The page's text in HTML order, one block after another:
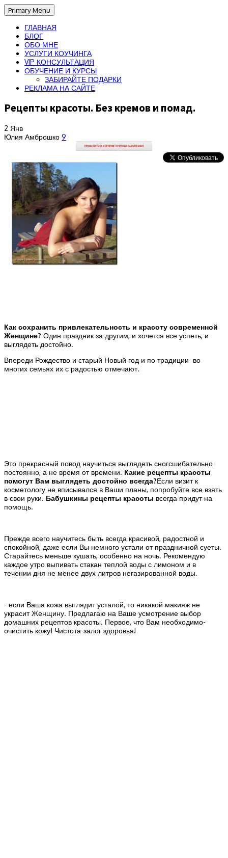
Primary Menu
ГЛАВНАЯ
БЛОГ
ОБО МНЕ
УСЛУГИ КОУЧИНГА
VIP КОНСУЛЬТАЦИЯ
ОБУЧЕНИЕ И КУРСЫ
ЗАБИРАЙТЕ ПОДАРКИ
РЕКЛАМА НА САЙТЕ
Рецепты красоты. Без кремов и помад.
2 Янв
Юлия Амброшко 9
Как сохранить привлекательность и красоту современной
Женщине? Один праздник за другим, и хочется все успеть, и
выглядеть достойно.
Впереди Рождество и старый Новый год и по традиции во
многих семьях их с радостью отмечают.
Это прекрасный повод научиться выглядеть сногсшибательно
постоянно, а не время от времени. Какие рецепты красоты
помогут Вам выглядеть достойно всегда?Если визит к
косметологу не вписывался в Ваши планы, попробуйте все взять
в свои руки. Бабушкины рецепты красоты всегда придут на
помощь.
Прежде всего научитесь быть всегда красивой, радостной и
спокойной, даже если Вы немного устали от праздничной суеты.
Старайтесь меньше кушать, особенно на ночь. Рекомендую
каждое утро выпивать стакан теплой воды с лимоном и в
течении дня не менее двух литров негазированной воды.
- если Ваша кожа выглядит усталой, то никакой макияж не
украсит Женщину. Предлагаю на Ваше усмотрение выбор
домашних рецептов красоты. Первое, что Вам необходимо-
очистить кожу! Чистота-залог здоровья!